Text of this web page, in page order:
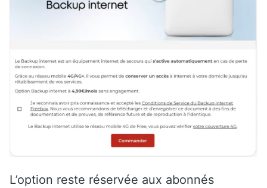
L’option reste réservée aux abonnés